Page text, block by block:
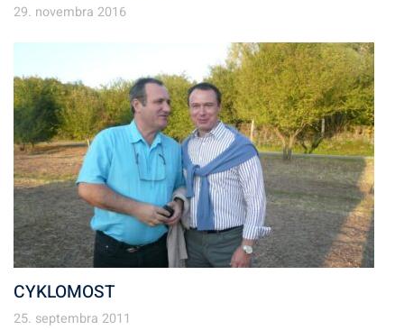
29. novembra 2016
CYKLOMOST
25. septembra 2011